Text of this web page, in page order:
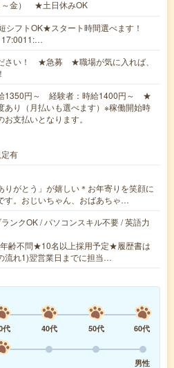
～金） ★土日休みOK
シフトOK★スタート時間選べます！
17:0011:…
さい！ ★急募 ★職場が気に入れば、
1350円～ 経験者：時給1400円～ ★
あり（月払いも選べます）※稼働開始時
支払いとなります。
有
りがとう」が嬉しい＊お年寄りを笑顔に
す。おじいちゃん、おばあちゃ…
ンクOK / パソコンスキル不要 / 英語力
齢不問★10名以上採用予定★履歴書は
流れ1)翌営業日までに担当…
代 40代 50代
60代
男性